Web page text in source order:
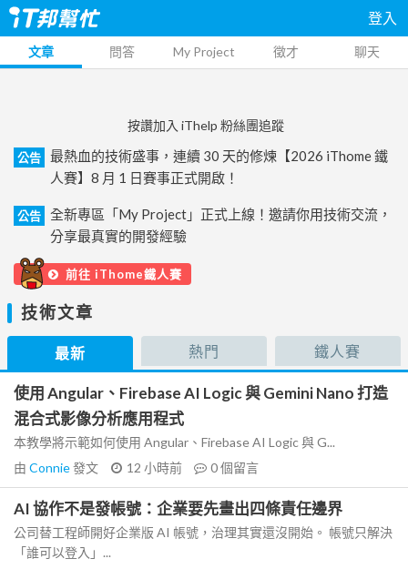
登入
文章 問答 My Project 徵才 聊天
按讚加入 iThelp 粉絲團追蹤
公告
最熱血的技術盛事，連續 30 天的修煉【2026 iThome 鐵
人賽】8 月 1 日賽事正式開啟！
公告
全新專區「My Project」正式上線！邀請你用技術交流，
分享最真實的開發經驗
前往 iThome鐵人賽
技術文章
最新 熱門 鐵人賽
使用 Angular、Firebase AI Logic 與 Gemini Nano 打造
混合式影像分析應用程式
本教學將示範如何使用 Angular、Firebase AI Logic 與 G...
由 Connie發文 12 小時前 0個留言
AI 協作不是發帳號：企業要先畫出四條責任邊界
公司替工程師開好企業版 AI 帳號，治理其實還沒開始。 帳號只解決
「誰可以登入」...